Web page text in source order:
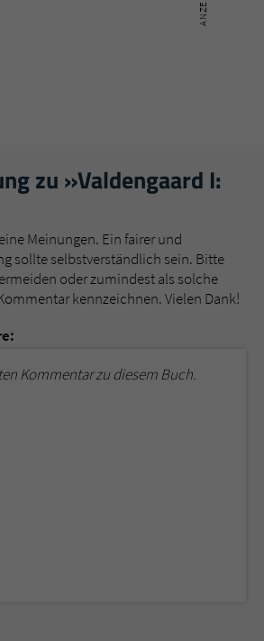
zu »Valdengaard I:
Meinungen. Ein fairer und
sollte selbstverständlich sein. Bitte
oder zumindest als solche
kennzeichnen. Vielen Dank!
Kommentar zu diesem Buch.